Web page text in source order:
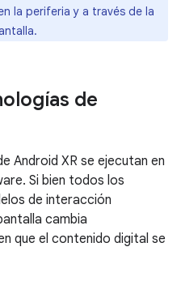
la periferia y a través de la
de
Android XR se ejecutan en
Si bien todos los
de interacción
cambia
que el contenido digital se